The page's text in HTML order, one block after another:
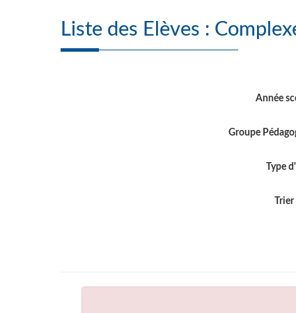
Liste des
Année
Groupe
Type